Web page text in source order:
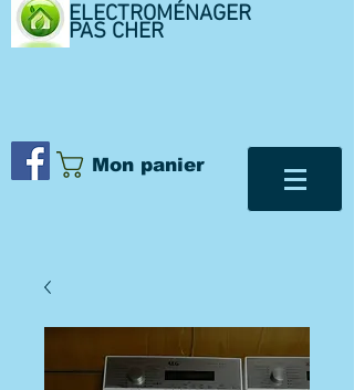
ELECTROMÉNAGER
PAS CHER
Mon panier